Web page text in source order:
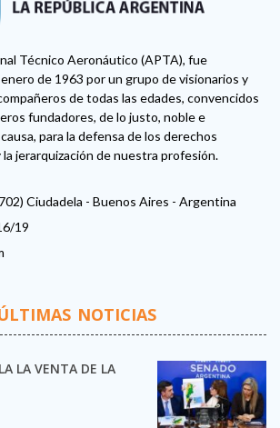
Técnico Aeronáutico (APTA), fue
de 1963 por un grupo de visionarios y
de todas las edades, convencidos
fundadores, de lo justo, noble e
para la defensa de los derechos
jerarquización de nuestra profesión.
Ciudadela - Buenos Aires - Argentina
19
NOTICIAS
LA VENTA DE LA